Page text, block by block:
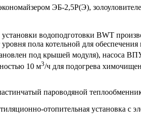
ЭБ-2,5Р(Э),
водоподготовки BWT
пола котельной для
под крышей модуля), насоса
10 м3/ч для подогрева
пароводяной
отопительная установка с